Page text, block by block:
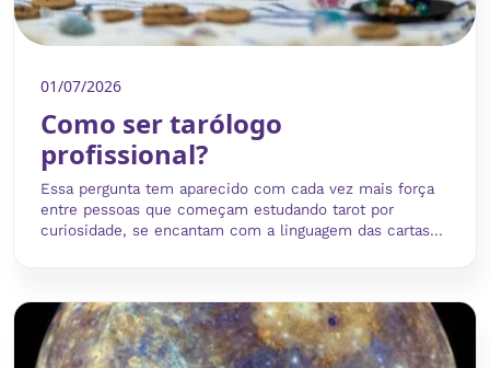
01/07/2026
Como ser tarólogo
profissional?
Essa pergunta tem aparecido com cada vez mais força
entre pessoas que começam estudando tarot por
curiosidade, se encantam com a linguagem das cartas...